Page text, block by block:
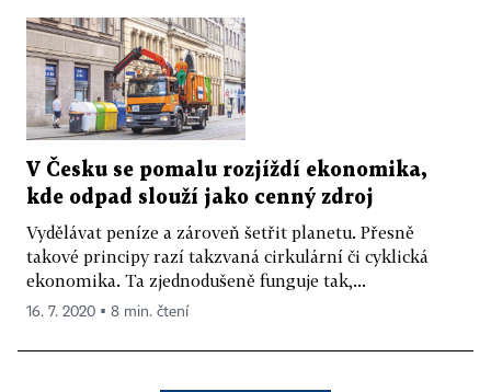
V Česku se pomalu rozjíždí ekonomika,
kde odpad slouží jako cenný zdroj
Vydělávat peníze a zároveň šetřit planetu. Přesně
takové principy razí takzvaná cirkulární či cyklická
ekonomika. Ta zjednodušeně funguje tak,...
16. 7. 2020 ▪ 8 min. čtení